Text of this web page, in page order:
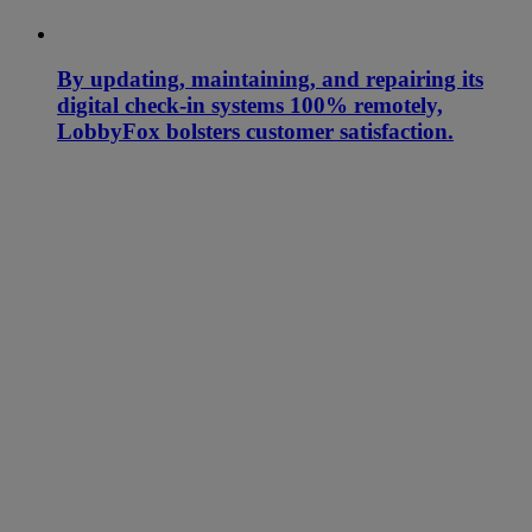
By updating, maintaining, and repairing its
digital check-in systems 100% remotely,
LobbyFox bolsters customer satisfaction.